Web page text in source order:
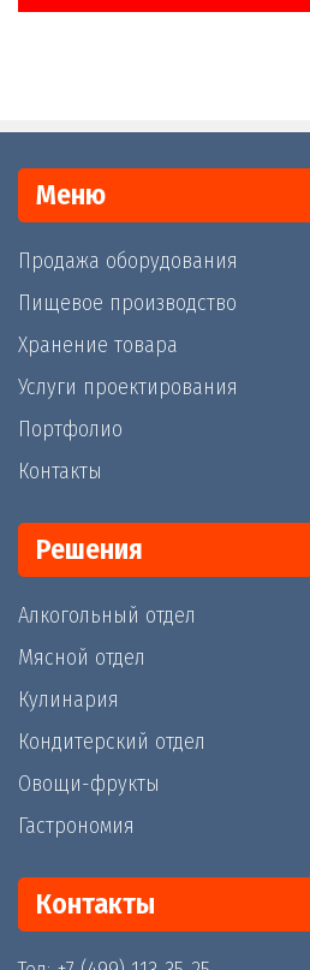
Меню
Продажа оборудования
Пищевое производство
Хранение товара
Услуги проектирования
Портфолио
Контакты
Решения
Алкогольный отдел
Мясной отдел
Кулинария
Кондитерский отдел
Овощи-фрукты
Гастрономия
Контакты